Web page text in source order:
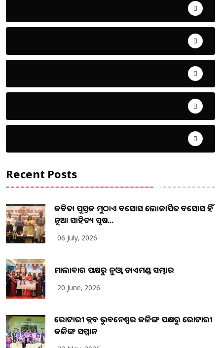
Recent Posts
କବିତା ପୁସ୍ତକ ମୁଠାଏ ଅବସୋସ ଲୋକାର୍ପିତ ଅବସୋସ ହିଁ
ନୂଆ ସାହିତ୍ୟ ସୃଷ...
06 July, 2026
ମାଲାବାର ପକ୍ଷରୁ ନୁଓ୍ବା ଡାଏମଣ୍ଡ ସମ୍ଭାର
20 June, 2026
ରୋଟାରୀ କ୍ଲବ ଭୁବନେଶ୍ୱର କଳିଙ୍ଗ ପକ୍ଷରୁ ରୋଟାରୀ
କଳିଙ୍ଗ ସମ୍ମାନ